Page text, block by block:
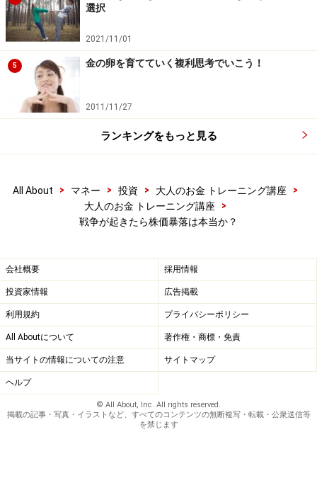
無責任な報道や根拠のない思い込みとは、真逆の結果と
なることは大いにあります。それが歴史から言えること
です。何にせよ世界の平和を祈りたいと思います。
※記事内容は執筆時点のものです。最新の内容をご確認くださ
い。
選択
2021/11/01
5 金の卵を育てていく複利思考でいこう！
2011/11/27
ランキングをもっと見る
All About > マネー > 投資 > 大人のお金 トレーニング講座
>
大人のお金 トレーニング講座
>
戦争が起きたら株価暴落は本当か？
会社概要 採用情報
投資家情報 広告掲載
利用規約 プライバシーポリシー
All Aboutについて 著作権・商標・免責
当サイトの情報についての注意 サイトマップ
ヘルプ
© All About, Inc. All rights reserved.
掲載の記事・写真・イラストなど、すべてのコンテンツの無断複写・転載・公衆送信等
を禁じます